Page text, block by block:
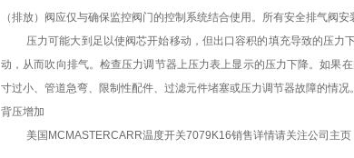
（排放）阀应仅与确保监控阀门的控制系统结合使用。所有安全排气阀
压力可能大到足以使阀芯开始移动，但出口容积的填充导致的压
动，从而吹向排气。检查压力调节器上压力表上显示的压力下降。如果
寸过小、管道急弯、限制性配件、过滤元件堵塞或压力调节器故障的情
背压增加
美国MCMASTERCARR温度开关7079K16销售详情请关注公司主页